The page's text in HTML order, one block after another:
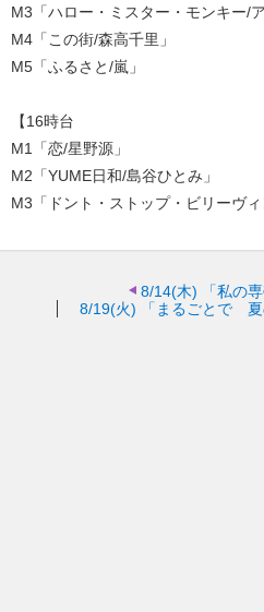
M3「ハロー・ミスター・モンキー/ア
M4「この街/森高千里」
M5「ふるさと/嵐」
【16時台
M1「恋/星野源」
M2「YUME日和/島谷ひとみ」
M3「ドント・ストップ・ビリーヴィ
8/14(木)
「私の
8/19(火)
「まるごとで